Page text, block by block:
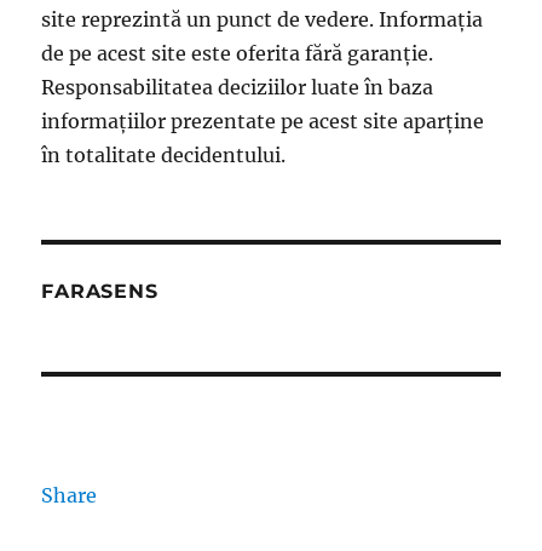
site reprezintă un punct de vedere. Informația
de pe acest site este oferita fără garanție.
Responsabilitatea deciziilor luate în baza
informațiilor prezentate pe acest site aparține
în totalitate decidentului.
FARASENS
Share